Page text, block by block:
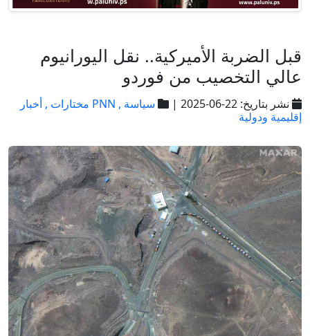
قبل الضربة الأميركية.. نقل اليورانيوم
عالي التخصيب من فوردو
نشر بتاريخ: 22-06-2025 | سياسة , PNN مختارات ,
أخبار
إقليمية ودولية